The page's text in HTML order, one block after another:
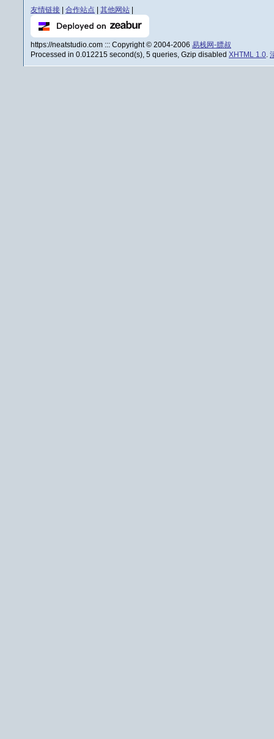
友情链接 合作站点 其他网站
https://neatstudio.com ::: Copyright © 2004-2006 易栈网-膘叔
Processed in 0.012215 second(s), 5 queries, Gzip disabled XHTML 1.0.